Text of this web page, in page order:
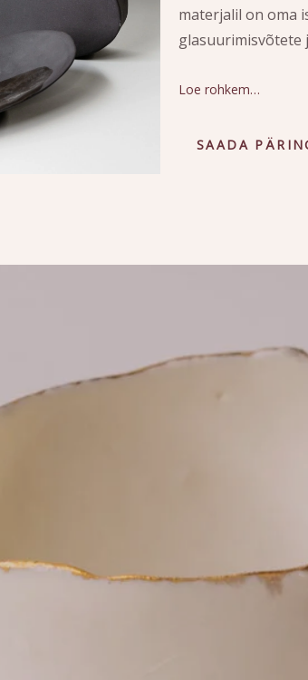
materjalil on oma
glasuurimisvõtete
Loe rohkem…
SAADA